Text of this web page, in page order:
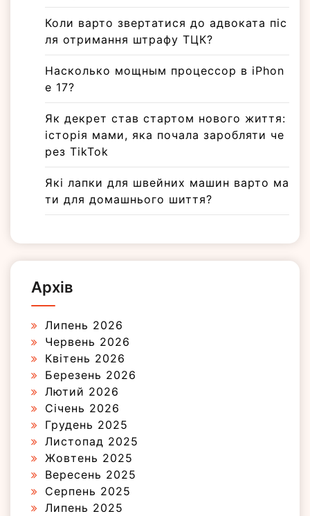
Коли варто звертатися до адвоката піс
ля отримання штрафу ТЦК?
Насколько мощным процессор в iPhon
e 17?
Як декрет став стартом нового життя:
історія мами, яка почала заробляти че
рез TikTok
Які лапки для швейних машин варто ма
ти для домашнього шиття?
Архів
Липень 2026
Червень 2026
Квітень 2026
Березень 2026
Лютий 2026
Січень 2026
Грудень 2025
Листопад 2025
Жовтень 2025
Вересень 2025
Серпень 2025
Липень 2025